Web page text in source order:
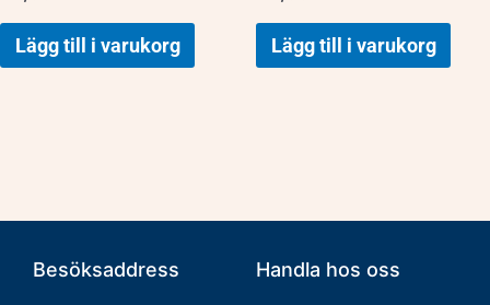
Lägg till i varukorg Lägg till i varukorg
Besöksaddress Handla hos oss